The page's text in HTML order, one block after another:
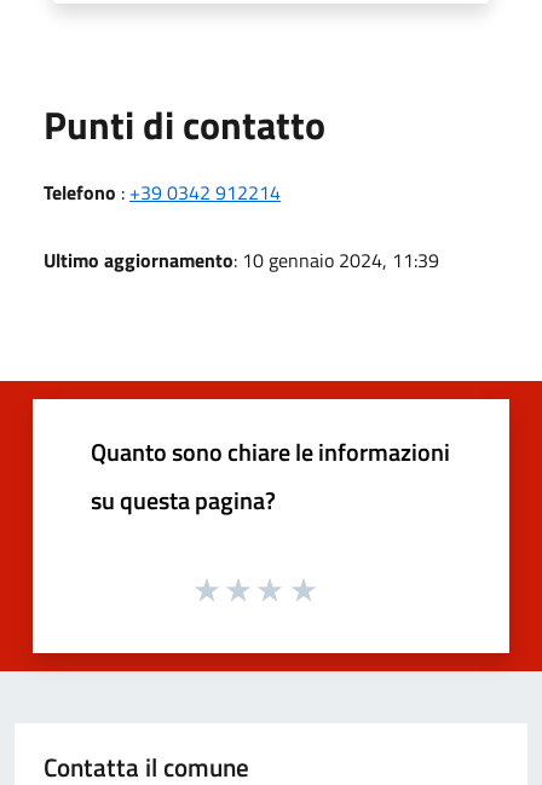
Punti di contatto
Telefono : +39 0342 912214
Ultimo aggiornamento: 10 gennaio 2024, 11:39
Quanto sono chiare le informazioni
su questa pagina?
Contatta il comune